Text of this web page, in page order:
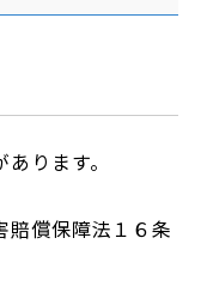
ります。
賠償保障法１６条